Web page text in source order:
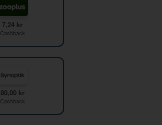
7,24 kr
Cashback
80,00 kr
Cashback